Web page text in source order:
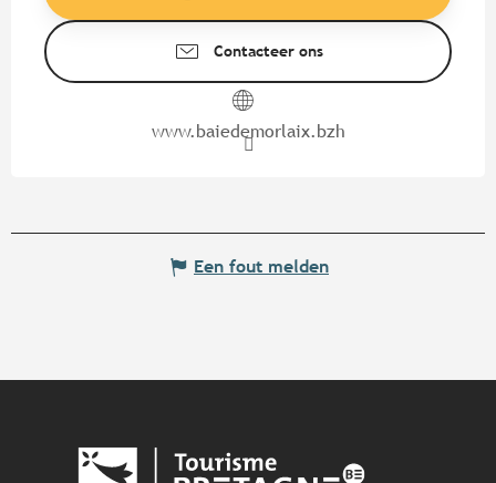
Contacteer ons
www.baiedemorlaix.bzh
Een fout melden